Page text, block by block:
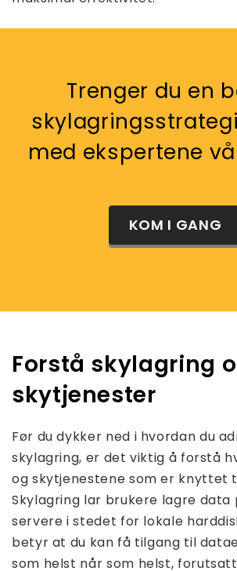
Trenger du en
med ekspertene
KOM I GANG
Forstå skylagring
skytjenester
Før du dykker ned i hvordan du
skylagring, er det viktig å forstå
og skytjenestene som er knyttet
Skylagring lar brukere lagre data
servere i stedet for lokale
betyr at du kan få tilgang til
som helst når som helst,